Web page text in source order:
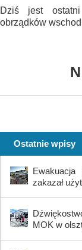
Dziś jest
obrządków
Ostatnie wpisy
zakazał
MOK w